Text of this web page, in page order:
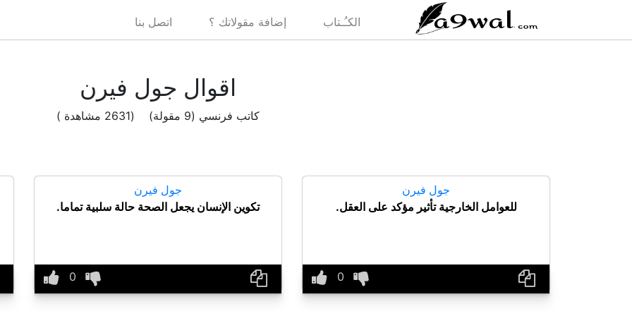
الكـُـتاب إضافة مقولاتك ؟ اتصل بنا
اقوال جول فيرن
كاتب فرنسي (9 مقولة) (2631 مشاهدة )
جول فيرن
للعوامل الخارجية تأثير مؤكد على العقل.
جول فيرن
تكوين الإنسان يجعل الصحة حالة سلبية تماما.